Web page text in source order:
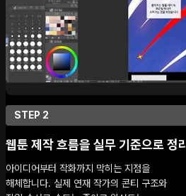
STEP 2
웹툰 제작 흐름을 실무 기준으로 정리
아이디어부터 작화까지 막히는 지점을
해체합니다. 실제 연재 작가의 콘티 구조와